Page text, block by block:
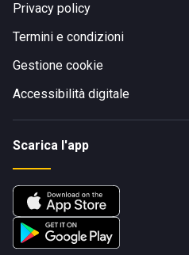
Privacy policy
Termini e condizioni
Gestione cookie
Accessibilità digitale
Scarica l'app